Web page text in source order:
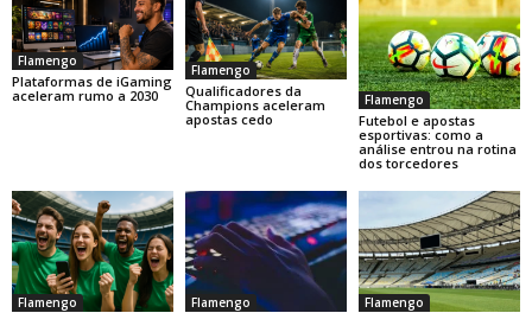
Flamengo
Plataformas de iGaming
aceleram rumo a 2030
Flamengo
Qualificadores da
Champions aceleram
apostas cedo
Flamengo
Futebol e apostas
esportivas: como a
análise entrou na rotina
dos torcedores
Flamengo Flamengo Flamengo